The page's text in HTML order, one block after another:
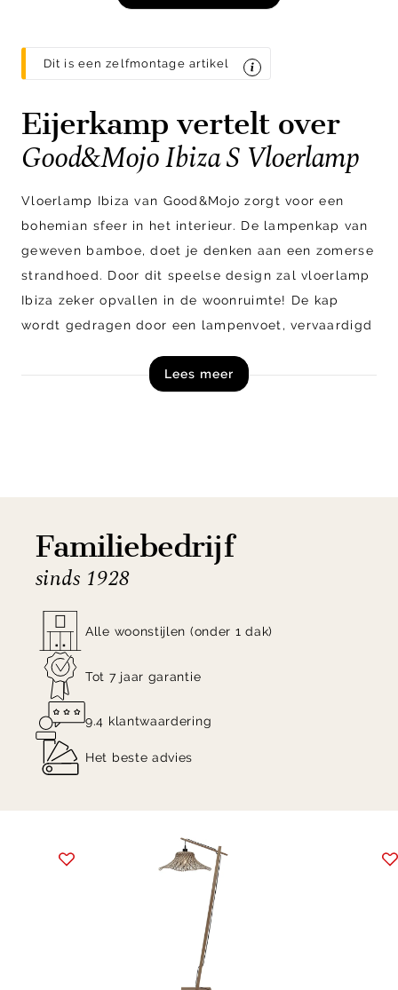
Dit is een zelfmontage artikel
Eijerkamp vertelt over
Good&Mojo Ibiza S Vloerlamp
Vloerlamp Ibiza van Good&Mojo zorgt voor een
bohemian sfeer in het interieur. De lampenkap van
geweven bamboe, doet je denken aan een zomerse
strandhoed. Door dit speelse design zal vloerlamp
Ibiza zeker opvallen in de woonruimte! De kap
wordt gedragen door een lampenvoet, vervaardigd
vloerlamp Ibiza perfect in een landelijk interieur!
Shop vloerlamp Ibiza van Good&Mojo nu online!
Lees meer
Familiebedrijf
sinds 1928
Alle woonstijlen (onder 1 dak)
Tot 7 jaar garantie
9.4 klantwaardering
Het beste advies